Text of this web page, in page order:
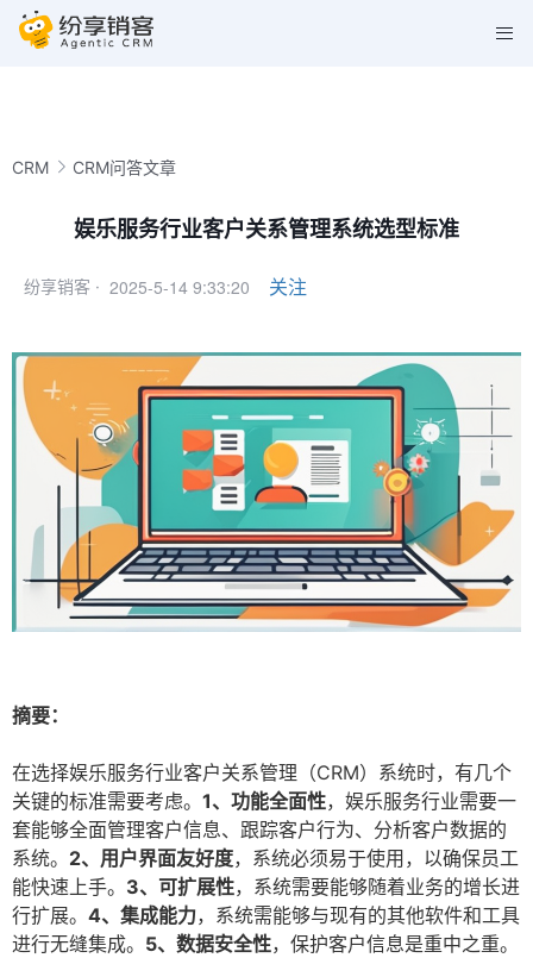
CRM CRM问答文章
娱乐服务行业客户关系管理系统选型标准
纷享销客 · 2025-5-14 9:33:20 关注
摘要：
在选择娱乐服务行业客户关系管理（CRM）系统时，有几个
关键的标准需要考虑。 1、功能全面性，娱乐服务行业需要一
套能够全面管理客户信息、跟踪客户行为、分析客户数据的
系统。 2、用户界面友好度，系统必须易于使用，以确保员工
能快速上手。 3、可扩展性，系统需要能够随着业务的增长进
行扩展。 4、集成能力，系统需能够与现有的其他软件和工具
进行无缝集成。 5、数据安全性，保护客户信息是重中之重。